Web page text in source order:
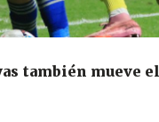
también mueve